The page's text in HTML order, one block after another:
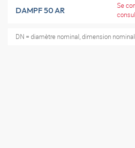
DAMPF 50 AR
Se
DN = diamètre nominal, dimension